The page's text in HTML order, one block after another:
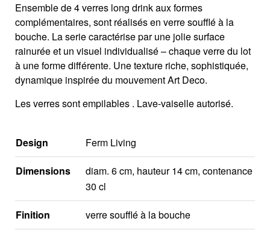
Ensemble de 4 verres long drink aux formes
complémentaires, sont réalisés en verre soufflé à la
bouche. La serie caractérise par une jolie surface
rainurée et un visuel individualisé – chaque verre du lot
à une forme différente. Une texture riche, sophistiquée,
dynamique inspirée du mouvement Art Deco.
Les verres sont empilables . Lave-vaiselle autorisé.
Design Ferm Living
Dimensions
diam. 6 cm, hauteur 14 cm, contenance
30 cl
Finition verre soufflé à la bouche